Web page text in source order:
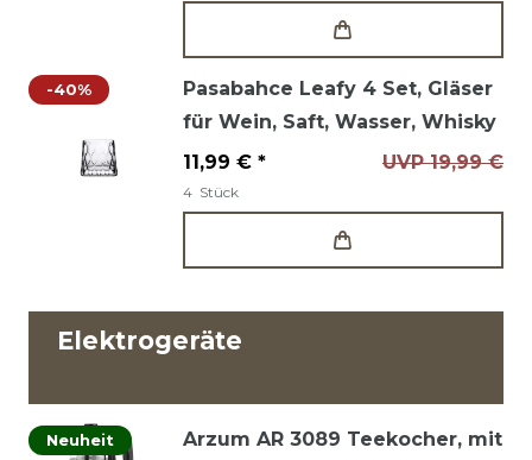
-40%
Pasabahce Leafy 4 Set, Gläser
für Wein, Saft, Wasser, Whisky
UVP 19,99 €
11,99 € *
4 Stück
Elektrogeräte
Neuheit
Arzum AR 3089 Teekocher, mit